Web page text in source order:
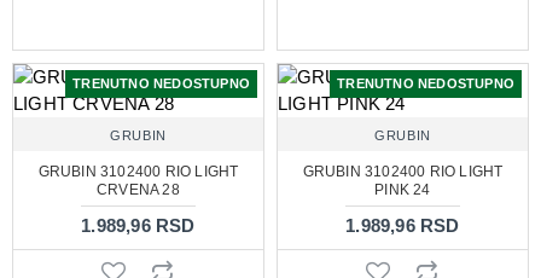
TRENUTNO NEDOSTUPNO
GRUBIN
GRUBIN 3102400 RIO LIGHT
CRVENA 28
1.989,96 RSD
TRENUTNO NEDOSTUPNO
GRUBIN
GRUBIN 3102400 RIO LIGHT
PINK 24
1.989,96 RSD